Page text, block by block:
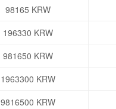
98165 KRW
196330 KRW
981650 KRW
1963300 KRW
9816500 KRW